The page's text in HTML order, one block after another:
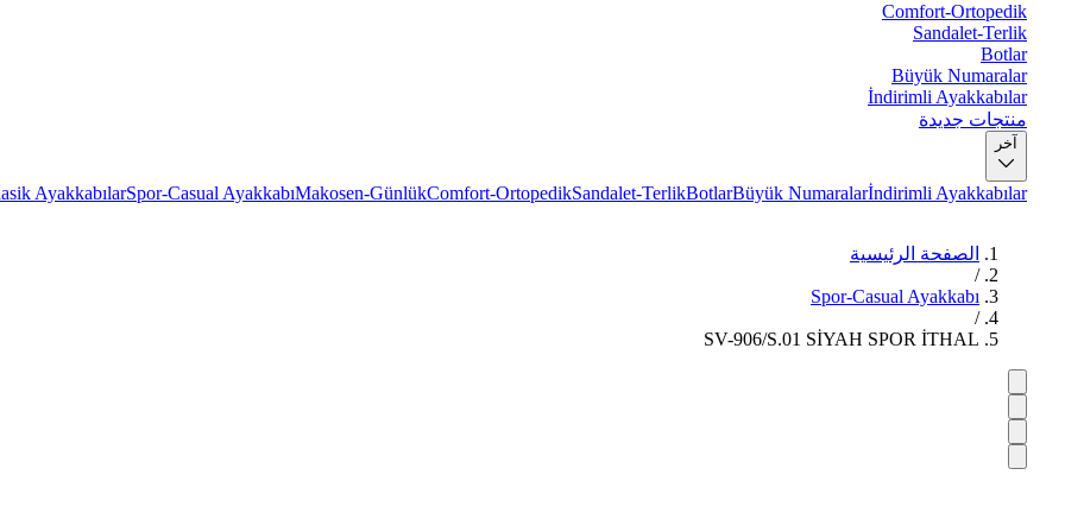
Comfort-Ortopedik
Sandalet-Terlik
Botlar
Büyük Numaralar
İndirimli Ayakkabılar
منتجات جديدة
آخر
AyakkabılarSpor-Casual AyakkabıMakosen-GünlükComfort-OrtopedikSandalet-TerlikBotlarBüyük Numaralarİndirimli Ayakkabılar
الصفحة الرئيسية
/
Spor-Casual Ayakkabı
/
SV-906/S.01 SİYAH SPOR İTHAL